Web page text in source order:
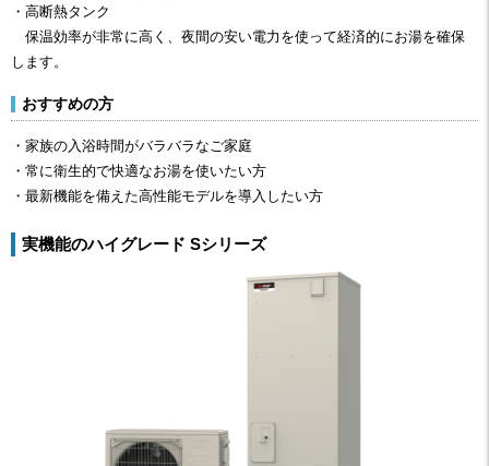
・高断熱タンク
保温効率が非常に高く、夜間の安い電力を使って経済的にお湯を確保
します。
おすすめの方
・家族の入浴時間がバラバラなご家庭
・常に衛生的で快適なお湯を使いたい方
・最新機能を備えた高性能モデルを導入したい方
実機能のハイグレード Sシリーズ